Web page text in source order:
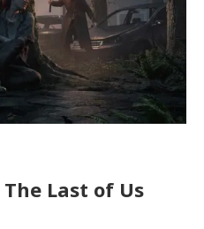
Last of Us